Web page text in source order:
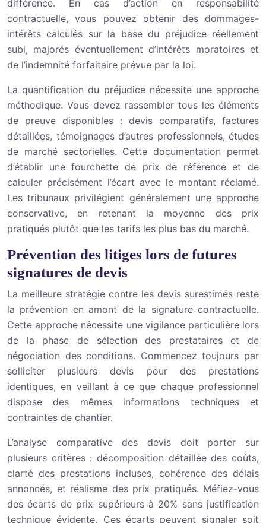
différence. En cas d’action en responsabilité
contractuelle, vous pouvez obtenir des dommages-
intérêts calculés sur la base du préjudice réellement
subi, majorés éventuellement d’intérêts moratoires et
de l’indemnité forfaitaire prévue par la loi.
La quantification du préjudice nécessite une approche
méthodique. Vous devez rassembler tous les éléments
de preuve disponibles : devis comparatifs, factures
détaillées, témoignages d’autres professionnels, études
de marché sectorielles. Cette documentation permet
d’établir une fourchette de prix de référence et de
calculer précisément l’écart avec le montant réclamé.
Les tribunaux privilégient généralement une approche
conservative, en retenant la moyenne des prix
pratiqués plutôt que les tarifs les plus bas du marché.
Prévention des litiges lors de futures
signatures de devis
La meilleure stratégie contre les devis surestimés reste
la prévention en amont de la signature contractuelle.
Cette approche nécessite une vigilance particulière lors
de la phase de sélection des prestataires et de
négociation des conditions. Commencez toujours par
solliciter plusieurs devis pour des prestations
identiques, en veillant à ce que chaque professionnel
dispose des mêmes informations techniques et
contraintes de chantier.
L’analyse comparative des devis doit porter sur
plusieurs critères : décomposition détaillée des coûts,
clarté des prestations incluses, cohérence des délais
annoncés, et réalisme des prix pratiqués. Méfiez-vous
des écarts de prix supérieurs à 20% sans justification
technique évidente. Ces écarts peuvent signaler soit